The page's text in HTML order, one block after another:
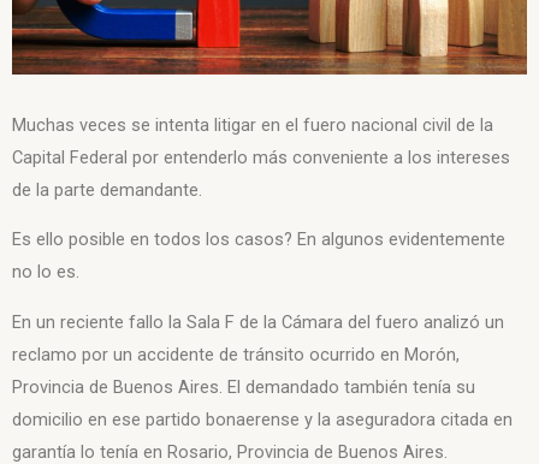
Muchas veces se intenta litigar en el fuero nacional civil de la
Capital Federal por entenderlo más conveniente a los intereses
de la parte demandante.
Es ello posible en todos los casos? En algunos evidentemente
no lo es.
En un reciente fallo la Sala F de la Cámara del fuero analizó un
reclamo por un accidente de tránsito ocurrido en Morón,
Provincia de Buenos Aires. El demandado también tenía su
domicilio en ese partido bonaerense y la aseguradora citada en
garantía lo tenía en Rosario, Provincia de Buenos Aires.